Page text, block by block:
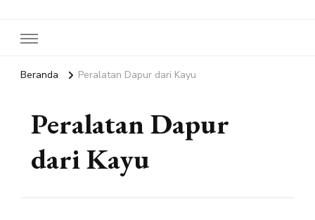
Beranda Peralatan Dapur dari Kayu
Peralatan Dapur
dari Kayu